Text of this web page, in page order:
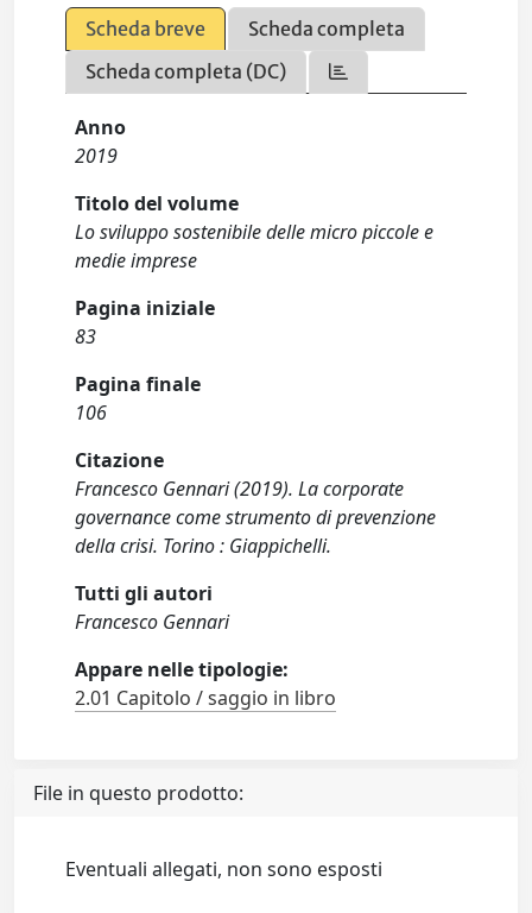
Scheda breve
Scheda completa
Scheda completa (DC)
Anno
2019
Titolo del volume
Lo sviluppo sostenibile delle micro piccole e
medie imprese
Pagina iniziale
83
Pagina finale
106
Citazione
Francesco Gennari (2019). La corporate
governance come strumento di prevenzione
della crisi. Torino : Giappichelli.
Tutti gli autori
Francesco Gennari
Appare nelle tipologie:
2.01 Capitolo / saggio in libro
File in questo prodotto:
Eventuali allegati, non sono esposti